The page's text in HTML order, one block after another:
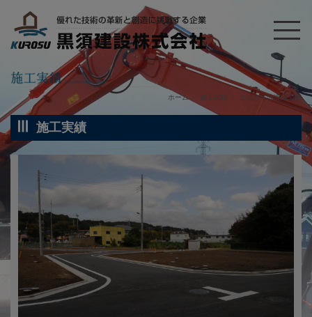
ホーム ＞ 施工実績 ＞ 上柚木宅地造成工事
施工実績